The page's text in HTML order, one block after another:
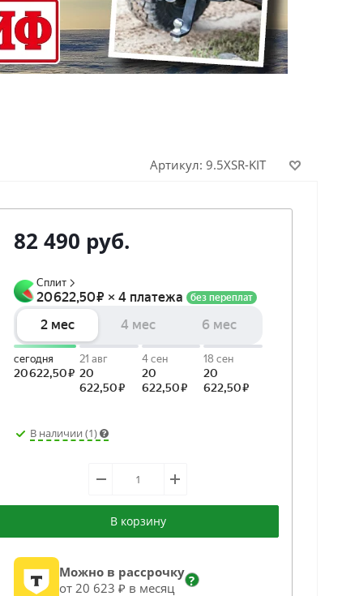
Артикул: 9.5XSR-KIT
82 490 руб.
В наличии (1)
В корзину
Можно в рассрочку
от 20 623 ₽ в месяц
?